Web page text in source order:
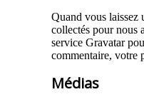
Quand vous laissez
collectés pour nous
service Gravatar
commentaire, votre
Médias